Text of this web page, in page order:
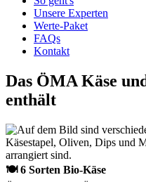
Unsere Experten
Werte-Paket
FAQs
Kontakt
Das ÖMA Käse
enthält
🍽 6 Sorten Bio-Käse